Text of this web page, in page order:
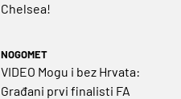
Chelsea!
NOGOMET
VIDEO Mogu i bez Hrvata:
Građani prvi finalisti FA